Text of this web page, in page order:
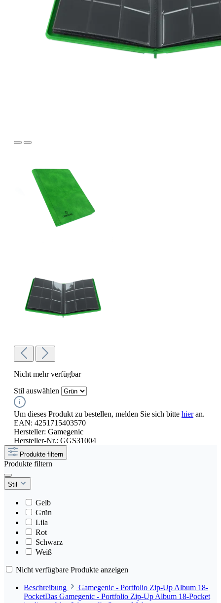
Nicht mehr verfügbar
Stil auswählen
Um dieses Produkt zu bestellen, melden Sie sich bitte hieran.
EAN: 4251715403570
Hersteller: Gamegenic
Hersteller-Nr.: GGS31004
Produkte filtern
Produkte filtern
Stil
Gelb
Grün
Lila
Rot
Schwarz
Weiß
Nicht verfügbare Produkte anzeigen
Beschreibung
Gamegenic - Portfolio Zip-Up Album 18-
PocketDas Gamegenic - Portfolio Zip-Up Album 18-Pocket